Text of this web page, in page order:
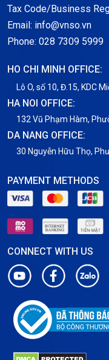
Notification
Thông tin chung
Tin tức
Tax Code/Business
Email: info@vnso.vn
Phone: 028 7309 5999
HO CHI MINH OFFICE:
Lô O, số 10, Đ.15, KDC
HA NOI OFFICE:
132 Vũ Phạm Hàm,
DA NANG OFFICE:
30 Nguyễn Hữu Thọ,
PAYMENT METHODS
CONNECT WITH US